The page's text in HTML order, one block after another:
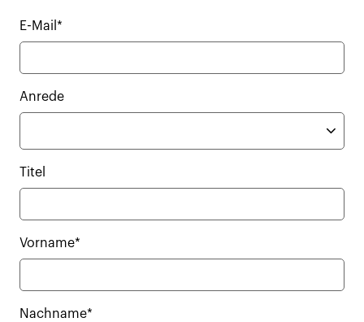
E-Mail*
Anrede
Titel
Vorname*
Nachname*